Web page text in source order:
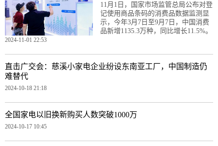
11月1日，国家市场监管总局公布对登
记使用商品条码的消费品数据监测显
示，今年3月7日至9月7日，中国消费
品新增1135.3万种，同比增长11.5%。
2024-11-01 22:53
直击广交会：慈溪小家电企业纷设东南亚工厂，中国制造仍
难替代
2024-10-18 21:18
全国家电以旧换新购买人数突破1000万
2024-10-17 10:45